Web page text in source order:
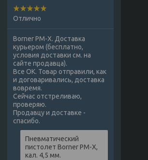
Отлично
Borner PM-X. Доставка
курьером (бесплатно,
условия доставки см. на
сайте продавца).
Все ОК. Товар отправили, как
и договаривались, доставка
вовремя.
Сейчас отстреливаю,
проверяю.
Продавцу и доставке -
спасибо.
Пневматический
пистолет Borner PM-X,
кал. 4,5 мм.